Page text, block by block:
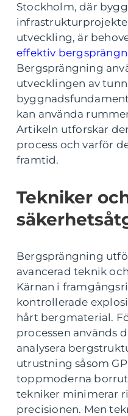
Stockholm, där
utveckling, är
effektiv
Bergsprängning
utvecklingen av
kan använda
Artikeln utforskar
process och varför
framtid.
Tekniker
Bergsprängning
avancerad teknik
Kärnan i
kontrollerade
hårt bergmaterial.
processen används
analysera
utrustning såsom
toppmoderna
tekniker minimerar
precisionen. Men